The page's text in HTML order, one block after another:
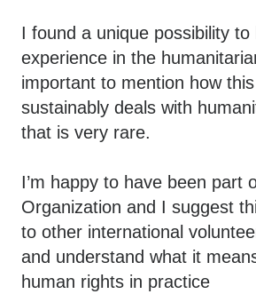
I found a unique possibility
experience in the
important to mention how
sustainably deals with
that is very rare.
I’m happy to have been part
Organization and I suggest
to other international
and understand what it
human rights in practice